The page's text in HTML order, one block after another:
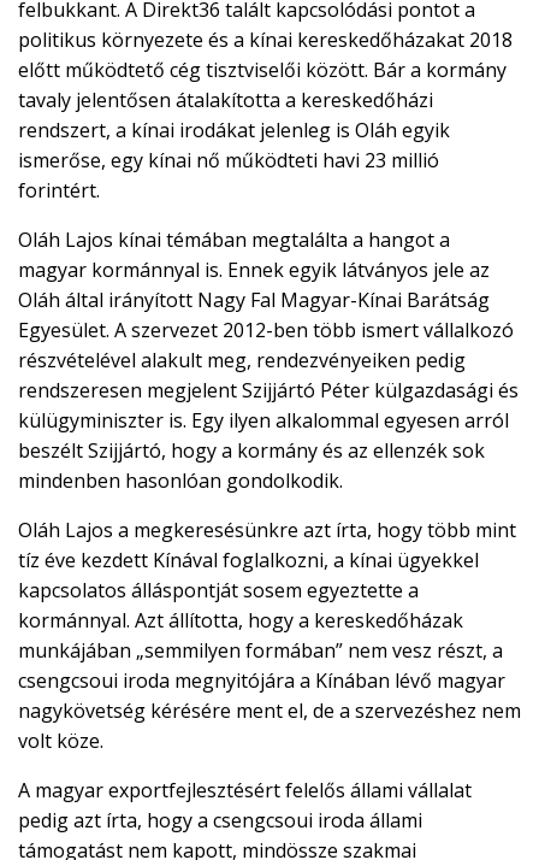
felbukkant. A Direkt36 talált kapcsolódási pontot a
politikus környezete és a kínai kereskedőházakat 2018
előtt működtető cég tisztviselői között. Bár a kormány
tavaly jelentősen átalakította a kereskedőházi
rendszert, a kínai irodákat jelenleg is Oláh egyik
ismerőse, egy kínai nő működteti havi 23 millió
forintért.
Oláh Lajos kínai témában megtalálta a hangot a
magyar kormánnyal is. Ennek egyik látványos jele az
Oláh által irányított Nagy Fal Magyar-Kínai Barátság
Egyesület. A szervezet 2012-ben több ismert vállalkozó
részvételével alakult meg, rendezvényeiken pedig
rendszeresen megjelent Szijjártó Péter külgazdasági és
külügyminiszter is. Egy ilyen alkalommal egyesen arról
beszélt Szijjártó, hogy a kormány és az ellenzék sok
mindenben hasonlóan gondolkodik.
Oláh Lajos a megkeresésünkre azt írta, hogy több mint
tíz éve kezdett Kínával foglalkozni, a kínai ügyekkel
kapcsolatos álláspontját sosem egyeztette a
kormánnyal. Azt állította, hogy a kereskedőházak
munkájában „semmilyen formában” nem vesz részt, a
csengcsoui iroda megnyitójára a Kínában lévő magyar
nagykövetség kérésére ment el, de a szervezéshez nem
volt köze.
A magyar exportfejlesztésért felelős állami vállalat
pedig azt írta, hogy a csengcsoui iroda állami
támogatást nem kapott, mindössze szakmai